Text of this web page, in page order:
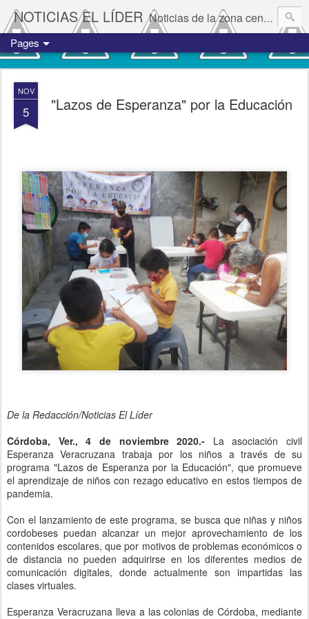
NOTICIAS EL LÍDER Noticias de la zona centro del estado de Veracruz.
Pages
NOV
5 "Lazos de Esperanza" por la Educación
De la Redacción/Noticias El Líder
Córdoba, Ver., 4 de noviembre 2020.- La asociación civil
Esperanza Veracruzana trabaja por los niños a través de su
programa "Lazos de Esperanza por la Educación", que promueve
el aprendizaje de niños con rezago educativo en estos tiempos de
pandemia.
Con el lanzamiento de este programa, se busca que niñas y niños
cordobeses puedan alcanzar un mejor aprovechamiento de los
contenidos escolares, que por motivos de problemas económicos o
de distancia no pueden adquirirse en los diferentes medios de
comunicación digitales, donde actualmente son impartidas las
clases virtuales.
Esperanza Veracruzana lleva a las colonias de Córdoba, mediante